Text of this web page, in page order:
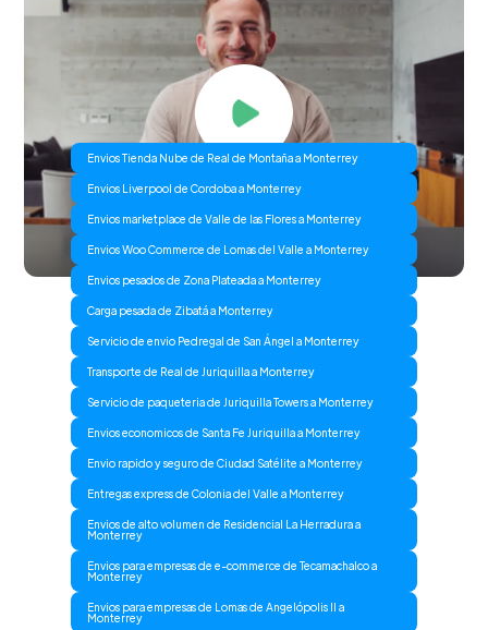
Envios Tienda Nube de Real de Montaña a Monterrey
Envios Liverpool de Cordoba a Monterrey
Envios marketplace de Valle de las Flores a Monterrey
Envios Woo Commerce de Lomas del Valle a Monterrey
Envios pesados de Zona Plateada a Monterrey
Carga pesada de Zibatá a Monterrey
Servicio de envio Pedregal de San Ángel a Monterrey
Transporte de Real de Juriquilla a Monterrey
Servicio de paqueteria de Juriquilla Towers a Monterrey
Envios economicos de Santa Fe Juriquilla a Monterrey
Envio rapido y seguro de Ciudad Satélite a Monterrey
Entregas express de Colonia del Valle a Monterrey
Envios de alto volumen de Residencial La Herradura a
Monterrey
Envios para empresas de e-commerce de Tecamachalco a
Monterrey
Envios para empresas de Lomas de Angelópolis II a
Monterrey